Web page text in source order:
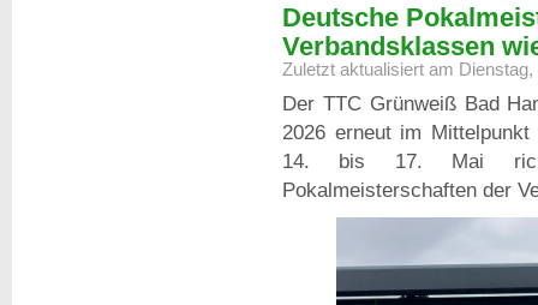
Deutsche
Verbandsklassen
Zuletzt aktualisiert am
Der TTC Grünweiß Bad
2026 erneut im
14. bis 17. Mai
Pokalmeisterschaften der